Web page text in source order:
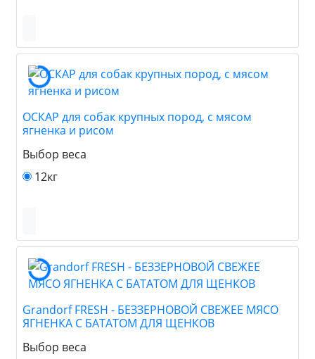
ОСКАР для собак крупных пород, с мясом
ягненка и рисом
Выбор веса
12кг
Grandorf FRESH - БЕЗЗЕРНОВОЙ СВЕЖЕЕ МЯСО
ЯГНЕНКА С БАТАТОМ ДЛЯ ЩЕНКОВ
Выбор веса